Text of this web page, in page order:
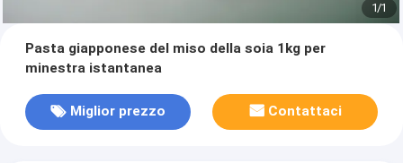
1/1
Pasta giapponese del miso della soia 1kg per
minestra istantanea
Miglior prezzo Contattaci